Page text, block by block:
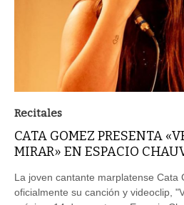
Recitales
CATA GOMEZ PRESENTA
MIRAR» EN ESPACIO
La joven cantante marplatense Cata
oficialmente su canción y videoclip,